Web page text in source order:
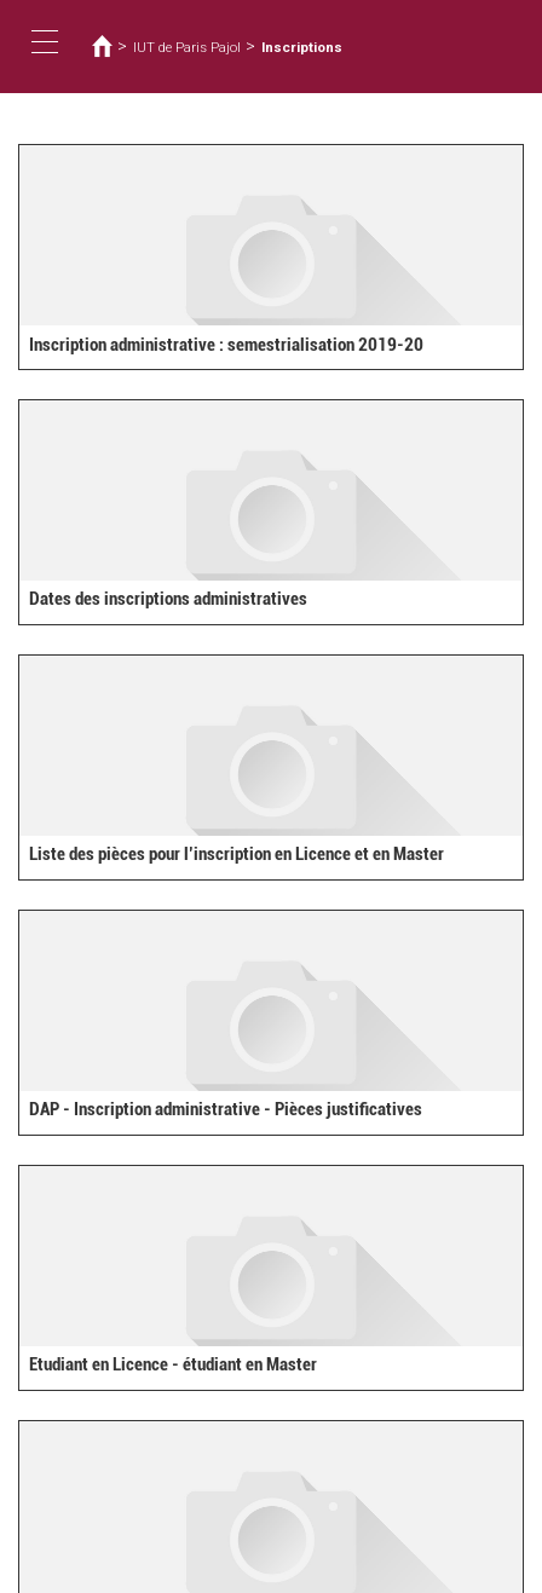
contenu
êtes
ici
> IUT de Paris Pajol > Inscriptions
Inscription administrative : semestrialisation 2019-20
Dates des inscriptions administratives
Liste des pièces pour l’inscription en Licence et en Master
DAP - Inscription administrative - Pièces justificatives
Etudiant en Licence - étudiant en Master